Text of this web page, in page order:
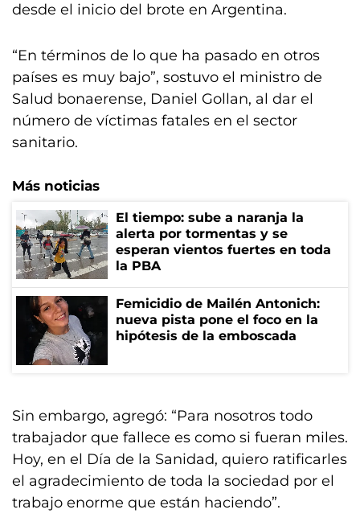
desde el inicio del brote en Argentina.
“En términos de lo que ha pasado en otros
países es muy bajo”, sostuvo el ministro de
Salud bonaerense, Daniel Gollan, al dar el
número de víctimas fatales en el sector
sanitario.
Más noticias
El tiempo: sube a naranja la
alerta por tormentas y se
esperan vientos fuertes en toda
la PBA
Femicidio de Mailén Antonich:
nueva pista pone el foco en la
hipótesis de la emboscada
Sin embargo, agregó: “Para nosotros todo
trabajador que fallece es como si fueran miles.
Hoy, en el Día de la Sanidad, quiero ratificarles
el agradecimiento de toda la sociedad por el
trabajo enorme que están haciendo”.